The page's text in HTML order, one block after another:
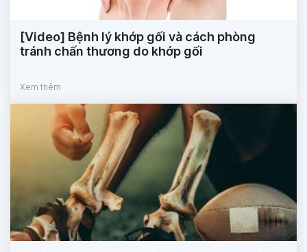
[Video] Bệnh lý khớp gối và cách phòng
tránh chấn thương do khớp gối
Xem thêm